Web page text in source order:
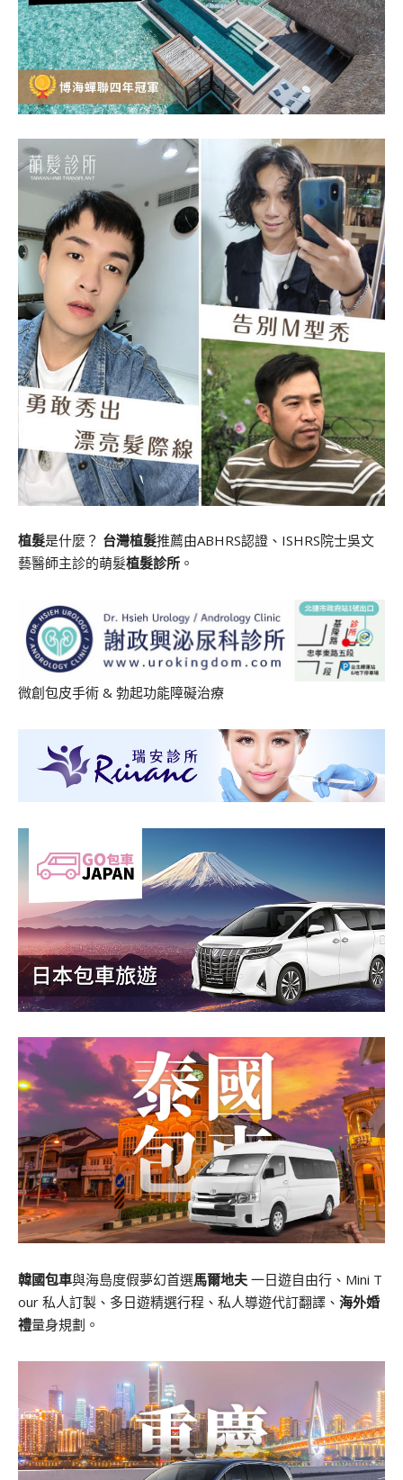
植髮是什麼？ 台灣植髮推薦由ABHRS認證、ISHRS院士吳文
藝醫師主診的萌髮植髮診所 。
微創包皮手術 & 勃起功能障礙治療
韓國包車與海島度假夢幻首選馬爾地夫 一日遊自由行、Mini T
our 私人訂製、多日遊精選行程、私人導遊代訂翻譯、 海外婚
禮量身規劃。